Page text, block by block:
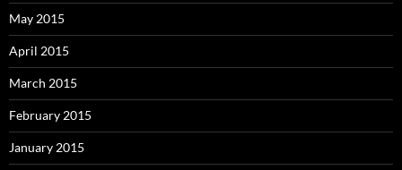
May 2015
April 2015
March 2015
February 2015
January 2015